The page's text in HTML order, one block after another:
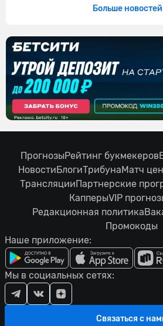
Больше новостей
Прогнозы Рейтинг букмекеров
Новости БлогиТрибуна Матч
Трансляции Партнерские
КапперыVIP
Редакционная политика
Промокоды
Наше приложение:
Связаться с
Мы в социальных сетях: